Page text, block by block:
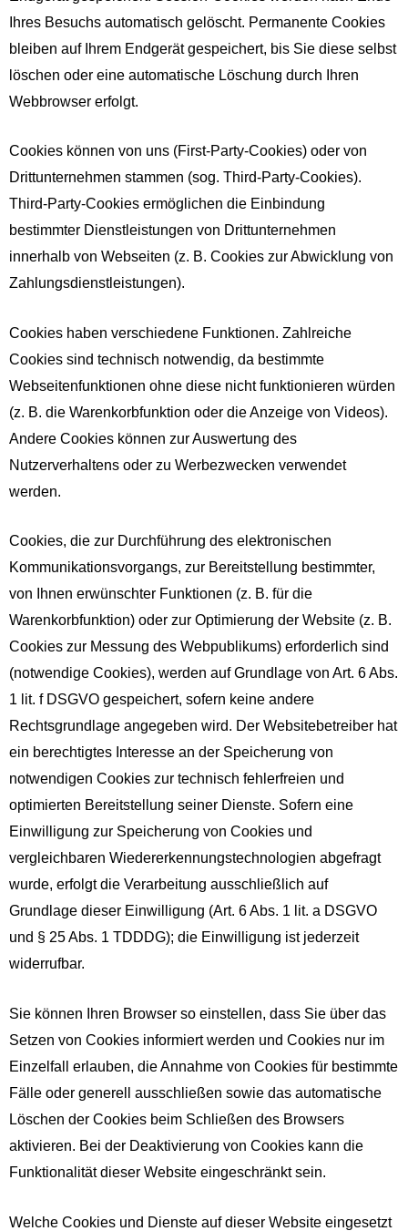
Ihres Besuchs automatisch gelöscht. Permanente Cookies
bleiben auf Ihrem Endgerät gespeichert, bis Sie diese selbst
löschen oder eine automatische Löschung durch Ihren
Webbrowser erfolgt.
Cookies können von uns (First-Party-Cookies) oder von
Drittunternehmen stammen (sog. Third-Party-Cookies).
Third-Party-Cookies ermöglichen die Einbindung
bestimmter Dienstleistungen von Drittunternehmen
innerhalb von Webseiten (z. B. Cookies zur Abwicklung von
Zahlungsdienstleistungen).
Cookies haben verschiedene Funktionen. Zahlreiche
Cookies sind technisch notwendig, da bestimmte
Webseitenfunktionen ohne diese nicht funktionieren würden
(z. B. die Warenkorbfunktion oder die Anzeige von Videos).
Andere Cookies können zur Auswertung des
Nutzerverhaltens oder zu Werbezwecken verwendet
werden.
Cookies, die zur Durchführung des elektronischen
Kommunikationsvorgangs, zur Bereitstellung bestimmter,
von Ihnen erwünschter Funktionen (z. B. für die
Warenkorbfunktion) oder zur Optimierung der Website (z. B.
Cookies zur Messung des Webpublikums) erforderlich sind
(notwendige Cookies), werden auf Grundlage von Art. 6 Abs.
1 lit. f DSGVO gespeichert, sofern keine andere
Rechtsgrundlage angegeben wird. Der Websitebetreiber hat
ein berechtigtes Interesse an der Speicherung von
notwendigen Cookies zur technisch fehlerfreien und
optimierten Bereitstellung seiner Dienste. Sofern eine
Einwilligung zur Speicherung von Cookies und
vergleichbaren Wiedererkennungstechnologien abgefragt
wurde, erfolgt die Verarbeitung ausschließlich auf
Grundlage dieser Einwilligung (Art. 6 Abs. 1 lit. a DSGVO
und § 25 Abs. 1 TDDDG); die Einwilligung ist jederzeit
widerrufbar.
Sie können Ihren Browser so einstellen, dass Sie über das
Setzen von Cookies informiert werden und Cookies nur im
Einzelfall erlauben, die Annahme von Cookies für bestimmte
Fälle oder generell ausschließen sowie das automatische
Löschen der Cookies beim Schließen des Browsers
aktivieren. Bei der Deaktivierung von Cookies kann die
Funktionalität dieser Website eingeschränkt sein.
Welche Cookies und Dienste auf dieser Website eingesetzt